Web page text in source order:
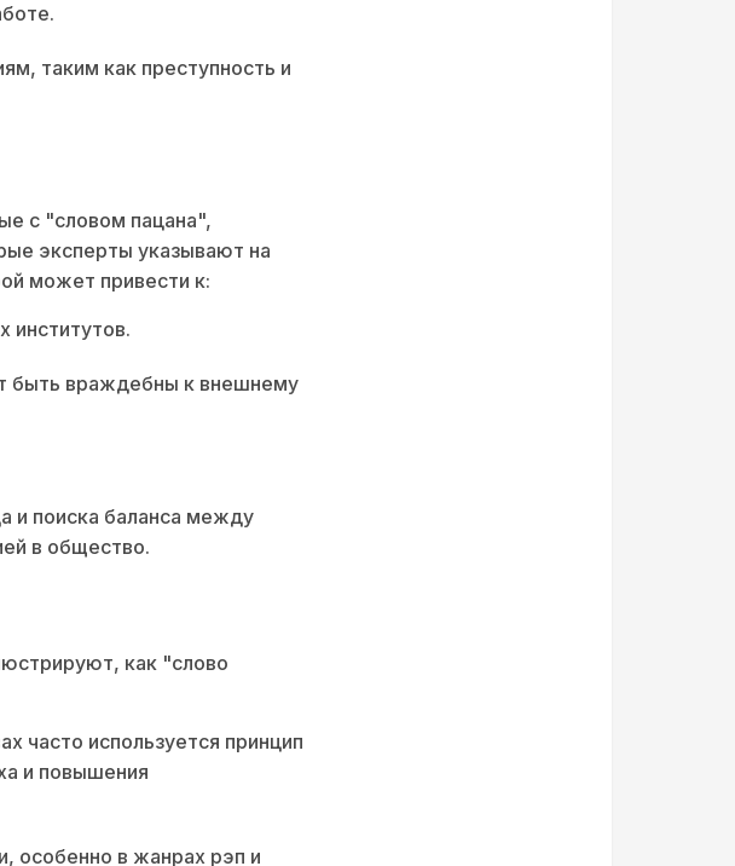
таким как преступность и
с "словом пацана",
эксперты указывают на
может привести к:
институтов.
быть враждебны к внешнему
и поиска баланса между
в общество.
как "слово
часто используется принцип
и повышения
особенно в жанрах рэп и